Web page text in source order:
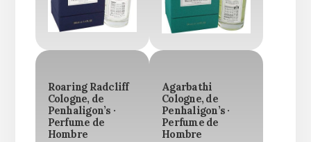
Roaring Radcliff
Cologne, de
Penhaligon’s ·
Perfume de
Hombre
Agarbathi
Cologne, de
Penhaligon’s ·
Perfume de
Hombre